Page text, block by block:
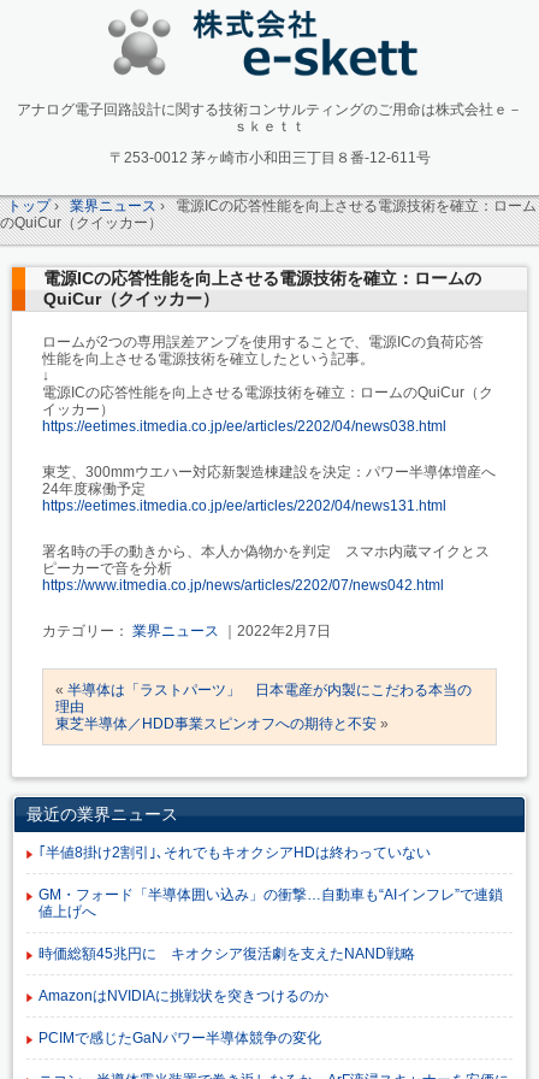
アナログ電子回路設計に関する技術コンサルティングのご用命は株式会社ｅ－
ｓｋｅｔｔ
〒253-0012 茅ヶ崎市小和田三丁目８番-12-611号
トップ› 業界ニュース› 電源ICの応答性能を向上させる電源技術を確立：ローム
のQuiCur（クイッカー）
電源ICの応答性能を向上させる電源技術を確立：ロームの
QuiCur（クイッカー）
ロームが2つの専用誤差アンプを使用することで、電源ICの負荷応答
性能を向上させる電源技術を確立したという記事。
↓
電源ICの応答性能を向上させる電源技術を確立：ロームのQuiCur（ク
イッカー）
https://eetimes.itmedia.co.jp/ee/articles/2202/04/news038.html
東芝、300mmウエハー対応新製造棟建設を決定：パワー半導体増産へ
24年度稼働予定
https://eetimes.itmedia.co.jp/ee/articles/2202/04/news131.html
署名時の手の動きから、本人か偽物かを判定 スマホ内蔵マイクとス
ピーカーで音を分析
https://www.itmedia.co.jp/news/articles/2202/07/news042.html
カテゴリー： 業界ニュース ｜2022年2月7日
« 半導体は「ラストパーツ」 日本電産が内製にこだわる本当の
理由
東芝半導体／HDD事業スピンオフへの期待と不安 »
最近の業界ニュース
｢半値8掛け2割引｣､それでもキオクシアHDは終わっていない
GM・フォード「半導体囲い込み」の衝撃…自動車も“AIインフレ”で連鎖
値上げへ
時価総額45兆円に キオクシア復活劇を支えたNAND戦略
AmazonはNVIDIAに挑戦状を突きつけるのか
PCIMで感じたGaNパワー半導体競争の変化